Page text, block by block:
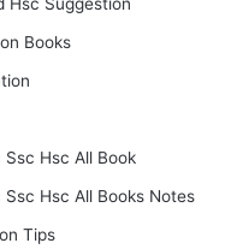
Books
Ssc Hsc All Book
Ssc Hsc All Books Notes
Tips